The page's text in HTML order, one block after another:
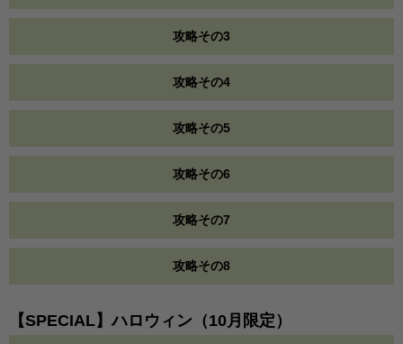
攻略その3
攻略その4
攻略その5
攻略その6
攻略その7
攻略その8
【SPECIAL】ハロウィン（10月限定）